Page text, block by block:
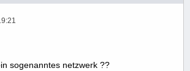
sogenanntes netzwerk ??